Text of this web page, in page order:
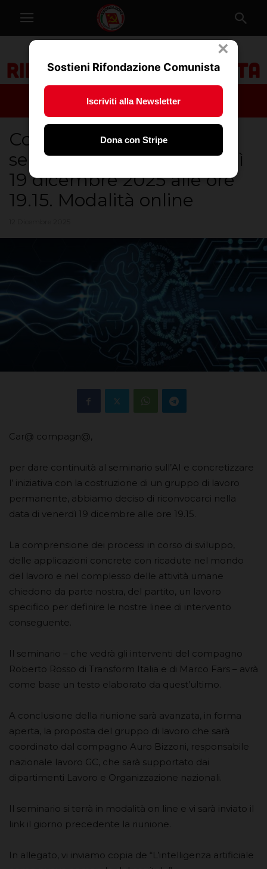
Continuazione percorso
seminariale sull’AI: venerdì
19 dicembre 2025 alle ore
19.15. Modalità online
Car@ compagn@,
per dare continuità al seminario sull’AI e concretizzare
l’ iniziativa con la costruzione di un gruppo di lavoro
permanente, abbiamo deciso di riconvocarci nella
data di venerdì 19 dicembre alle ore 19.15.
La comprensione dei processi in corso di sviluppo,
delle applicazioni concrete con ricadute nel mondo
del lavoro e nel complesso delle attività umane
chiedono da parte nostra, del partito, un lavoro
specifico per definire le nostre linee di intervento
conseguente.
Il seminario – che vedrà gli interventi del compagno
Roberto Rosso di Transform Italia e di Marco Fars – avrà
come base un testo elaborato da quest’ultimo.
A conclusione della riunione sarà avanzata, in forma
aperta, la proposta del gruppo di lavoro che sarà
coordinato dal compagno Auro Bizzoni, responsabile
nazionale lavoro GC, che sarà supportato dai
dipartimenti Lavoro e Organizzazione nazionali.
Il seminario si terrà in modalità on line e vi sarà inviato il
link il giorno precedente la riunione.
In allegato, vi inviamo copia de “L’intelligenza artificiale
×
Sostieni Rifondazione Comunista
Iscriviti alla Newsletter
Dona con Stripe